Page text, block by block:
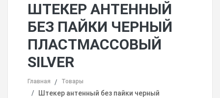
ШТЕКЕР АНТЕННЫЙ
БЕЗ ПАЙКИ ЧЕРНЫЙ
ПЛАСТМАССОВЫЙ
SILVER
Главная Товары
Штекер антенный без пайки черный